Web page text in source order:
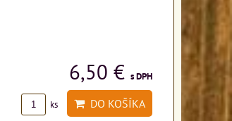
6,50 € s DPH
ks DO KOŠÍKA